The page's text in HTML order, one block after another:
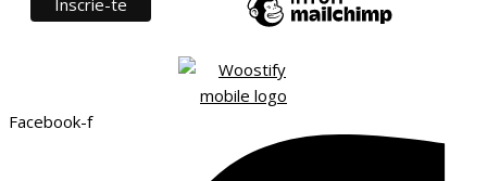
Facebook-f